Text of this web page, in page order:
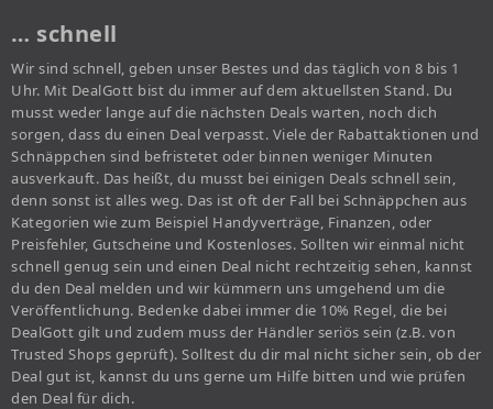
… schnell
Wir sind schnell, geben unser Bestes und das täglich von 8 bis 1
Uhr. Mit DealGott bist du immer auf dem aktuellsten Stand. Du
musst weder lange auf die nächsten Deals warten, noch dich
sorgen, dass du einen Deal verpasst. Viele der Rabattaktionen und
Schnäppchen sind befristetet oder binnen weniger Minuten
ausverkauft. Das heißt, du musst bei einigen Deals schnell sein,
denn sonst ist alles weg. Das ist oft der Fall bei Schnäppchen aus
Kategorien wie zum Beispiel Handyverträge, Finanzen, oder
Preisfehler, Gutscheine und Kostenloses. Sollten wir einmal nicht
schnell genug sein und einen Deal nicht rechtzeitig sehen, kannst
du den Deal melden und wir kümmern uns umgehend um die
Veröffentlichung. Bedenke dabei immer die 10% Regel, die bei
DealGott gilt und zudem muss der Händler seriös sein (z.B. von
Trusted Shops geprüft). Solltest du dir mal nicht sicher sein, ob der
Deal gut ist, kannst du uns gerne um Hilfe bitten und wie prüfen
den Deal für dich.